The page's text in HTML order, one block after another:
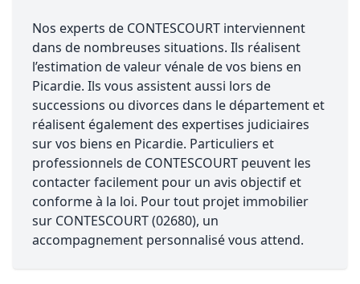
Nos experts de CONTESCOURT interviennent
dans de nombreuses situations. Ils réalisent
l’estimation de valeur vénale de vos biens en
Picardie. Ils vous assistent aussi lors de
successions ou divorces dans le département et
réalisent également des expertises judiciaires
sur vos biens en Picardie. Particuliers et
professionnels de CONTESCOURT peuvent les
contacter facilement pour un avis objectif et
conforme à la loi. Pour tout projet immobilier
sur CONTESCOURT (02680), un
accompagnement personnalisé vous attend.